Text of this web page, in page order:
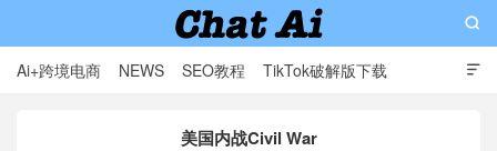

Ai+跨境电商 NEWS SEO教程 TikTok破解版下载

美国内战Civil War